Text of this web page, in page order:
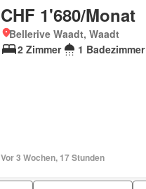
CHF 1'680/Monat
Bellerive Waadt, Waadt
2 Zimmer
1 Badezimmer
Vor 3 Wochen, 17 Stunden